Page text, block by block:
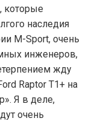
которые
наследия
M-Sport, очень
инженеров,
жду
Raptor T1+ на
Я в деле,
очень